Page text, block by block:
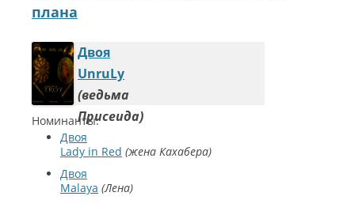
плана
Двоя
UnruLy
ведьма
Присеида
Номинанты:
Двоя
Lady in Red жена Кахабера
Двоя
Malaya Лена